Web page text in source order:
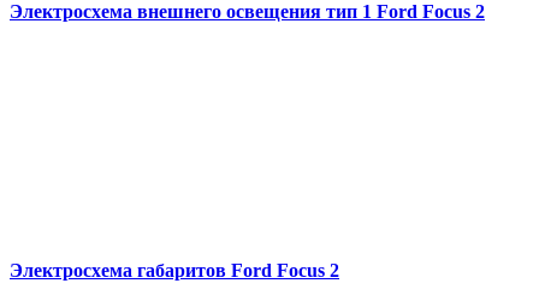
Электросхема внешнего освещения тип 1 Ford Focus 2
Электросхема габаритов Ford Focus 2